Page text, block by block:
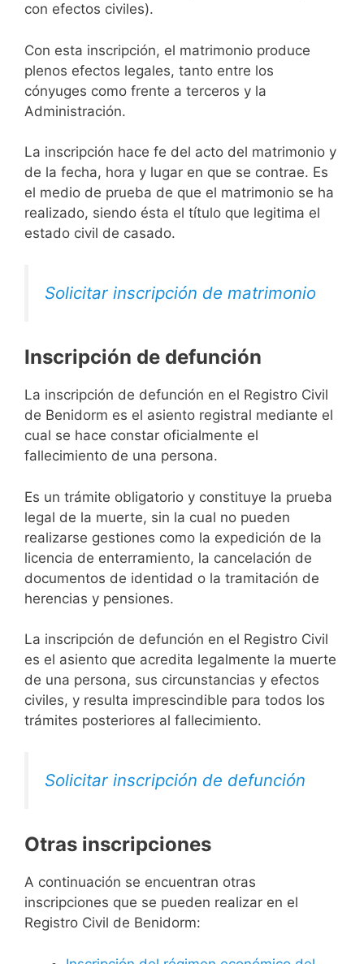
con efectos civiles).
Con esta inscripción, el matrimonio produce
plenos efectos legales, tanto entre los
cónyuges como frente a terceros y la
Administración.
La inscripción hace fe del acto del matrimonio y
de la fecha, hora y lugar en que se contrae. Es
el medio de prueba de que el matrimonio se ha
realizado, siendo ésta el título que legitima el
estado civil de casado.
Solicitar inscripción de matrimonio
Inscripción de defunción
La inscripción de defunción en el Registro Civil
de Benidorm es el asiento registral mediante el
cual se hace constar oficialmente el
fallecimiento de una persona.
Es un trámite obligatorio y constituye la prueba
legal de la muerte, sin la cual no pueden
realizarse gestiones como la expedición de la
licencia de enterramiento, la cancelación de
documentos de identidad o la tramitación de
herencias y pensiones.
La inscripción de defunción en el Registro Civil
es el asiento que acredita legalmente la muerte
de una persona, sus circunstancias y efectos
civiles, y resulta imprescindible para todos los
trámites posteriores al fallecimiento.
Solicitar inscripción de defunción
Otras inscripciones
A continuación se encuentran otras
inscripciones que se pueden realizar en el
Registro Civil de Benidorm: